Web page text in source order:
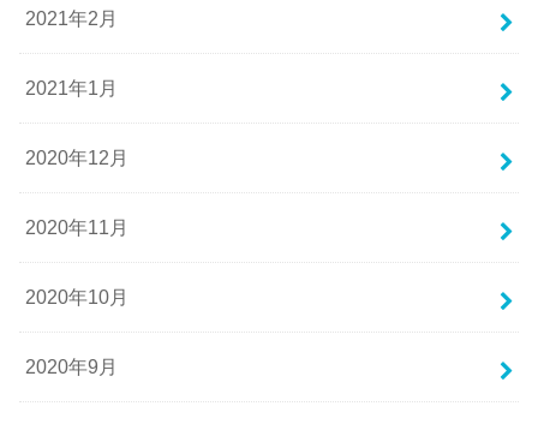
2021年2月
2021年1月
2020年12月
2020年11月
2020年10月
2020年9月